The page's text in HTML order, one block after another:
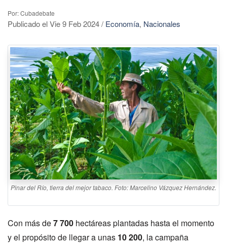
Por: Cubadebate
Publicado el Vie 9 Feb 2024/ Economía, Nacionales
Pinar del Río, tierra del mejor tabaco. Foto: Marcelino Vázquez Hernández.
Con más de7 700 hectáreas plantadas hasta el momento
y el propósito de llegar a unas 10 200, la campaña